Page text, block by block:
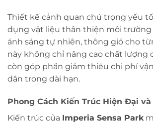
Thiết kế cảnh quan chú trọng yếu
dụng vật liệu thân thiện môi trường
ánh sáng tự nhiên, thông gió cho
này không chỉ nâng cao chất lượng
còn góp phần giảm thiểu chi phí
dân trong dài hạn.
Phong Cách Kiến Trúc Hiện Đại
Kiến trúc của Imperia Sensa Park